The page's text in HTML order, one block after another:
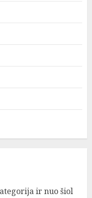
ir nuo šiol